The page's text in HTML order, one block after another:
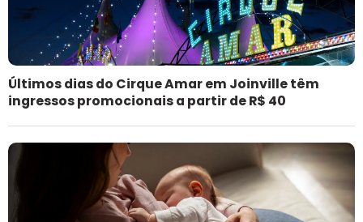
Últimos dias do Cirque Amar em Joinville têm
ingressos promocionais a partir de R$ 40